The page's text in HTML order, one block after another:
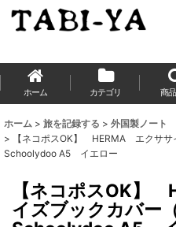
ホーム カテゴリ 商
ホーム > 旅を記録する > 外国製ノート
>
【ネコポスOK】 HERMA エクサ
Schoolydoo A5 イエロー
【ネコポスOK】
イズブックカバー